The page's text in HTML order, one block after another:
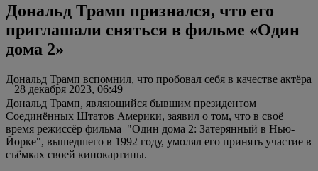
Дональд Трамп признался, что его
приглашали сняться в фильме «Один
дома 2»
28 декабря 2023, 06:49
Дональд Трамп вспомнил, что пробовал себя в качестве актёра
Дональд Трамп, являющийся бывшим президентом
Соединённых Штатов Америки, заявил о том, что в своё
время режиссёр фильма "Один дома 2: Затерянный в Нью-
Йорке", вышедшего в 1992 году, умолял его принять участие в
съёмках своей кинокартины.